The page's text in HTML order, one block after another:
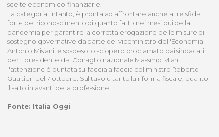
scelte economico-finanziarie.
La categoria, intanto, è pronta ad affrontare anche altre sfide:
forte del riconoscimento di quanto fatto nei mesi bui della
pandemia per garantire la corretta erogazione delle misure di
sostegno governative da parte del viceministro dell'Economia
Antonio Misiani, e sospeso lo sciopero proclamato dai sindacati,
per il presidente del Consiglio nazionale Massimo Miani
l'attenzione è puntata sul faccia a faccia col ministro Roberto
Gualtieri del 7 ottobre. Sul tavolo tanto la riforma fiscale, quanto
il salto in avanti della professione.
Fonte: Italia Oggi